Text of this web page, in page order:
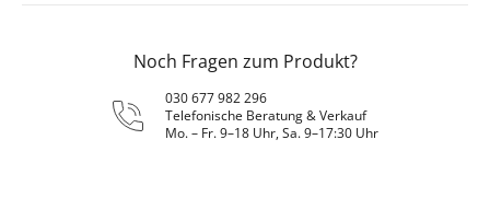
Noch Fragen zum Produkt?
030 677 982 296
Telefonische Beratung & Verkauf
Mo. – Fr. 9–18 Uhr, Sa. 9–17:30 Uhr